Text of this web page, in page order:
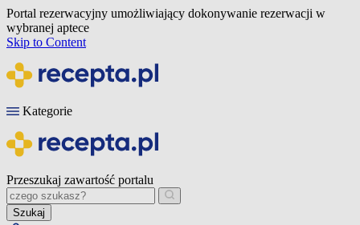
Portal rezerwacyjny umożliwiający dokonywanie rezerwacji w
wybranej aptece
Skip to Content
Kategorie
Przeszukaj zawartość portalu
Szukaj